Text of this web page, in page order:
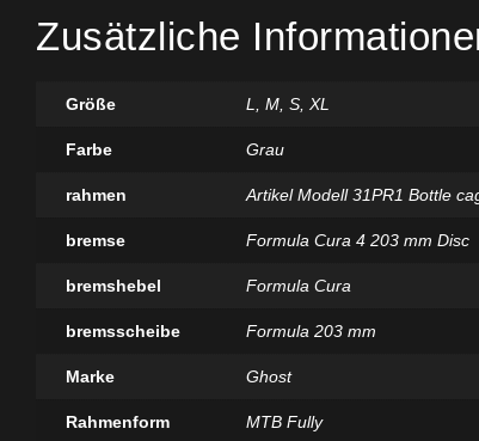
Zusätzliche
Größe L M S XL
Farbe Grau
rahmen Artikel Modell 31PR1 Bottle
bremse Formula Cura 4 203 mm Disc
bremshebel Formula Cura
bremsscheibe Formula 203 mm
Marke Ghost
Rahmenform MTB Fully